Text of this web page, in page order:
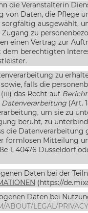
die Veranstalterin
von Daten, die Pflege
ausgewählt,
zu
einen Vertrag zur
berechtigten
zu
falls die
das Recht auf
(Art.
um sie zu
beruht, zu
die
formlosen Mitteilung
1, 40476 Düsseldorf
Daten bei der
(https://
Daten bei
ABOUT/LEGAL/PRIVACY